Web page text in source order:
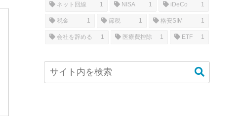
ネット回線 1 NISA 1 iDeCo 1
税金 1 節税 1 格安SIM 1
会社を辞める 1 医療費控除 1 ETF 1